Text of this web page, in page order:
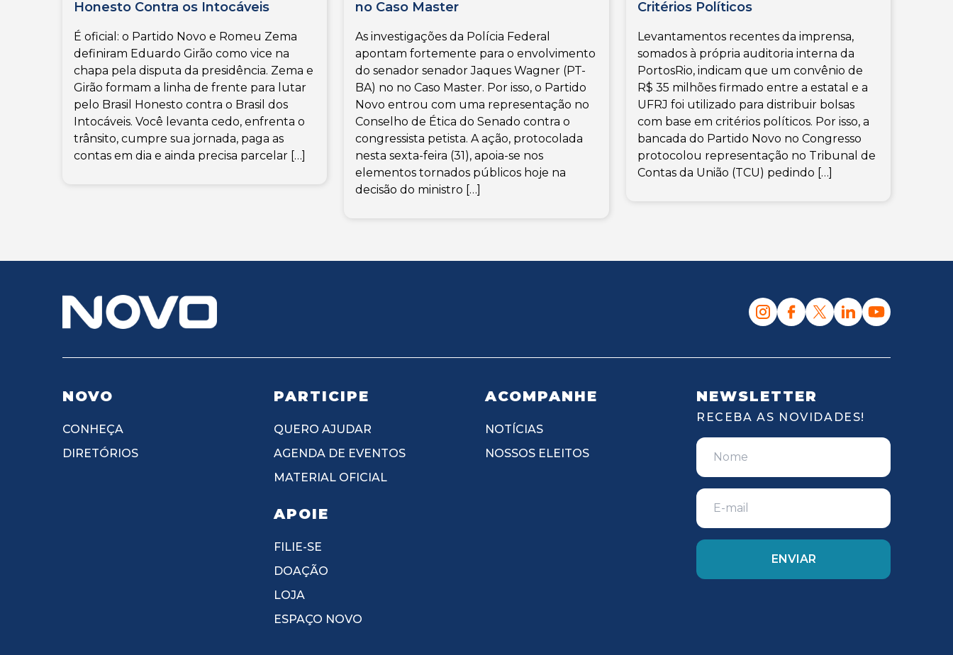
Honesto Contra os Intocáveis
É oficial: o Partido Novo e Romeu Zema
definiram Eduardo Girão como vice na
chapa pela disputa da presidência. Zema e
Girão formam a linha de frente para lutar
pelo Brasil Honesto contra o Brasil dos
Intocáveis. Você levanta cedo, enfrenta o
trânsito, cumpre sua jornada, paga as
contas em dia e ainda precisa parcelar […]
no Caso Master
As investigações da Polícia Federal
apontam fortemente para o envolvimento
do senador senador Jaques Wagner (PT-
BA) no no Caso Master. Por isso, o Partido
Novo entrou com uma representação no
Conselho de Ética do Senado contra o
congressista petista. A ação, protocolada
nesta sexta-feira (31), apoia-se nos
elementos tornados públicos hoje na
decisão do ministro […]
Critérios Políticos
Levantamentos recentes da imprensa,
somados à própria auditoria interna da
PortosRio, indicam que um convênio de
R$ 35 milhões firmado entre a estatal e a
UFRJ foi utilizado para distribuir bolsas
com base em critérios políticos. Por isso, a
bancada do Partido Novo no Congresso
protocolou representação no Tribunal de
Contas da União (TCU) pedindo […]
NOVO
CONHEÇA
DIRETÓRIOS
PARTICIPE
QUERO AJUDAR
AGENDA DE EVENTOS
MATERIAL OFICIAL
APOIE
FILIE-SE
DOAÇÃO
LOJA
ESPAÇO NOVO
ACOMPANHE
NOTÍCIAS
NOSSOS ELEITOS
NEWSLETTER
RECEBA AS NOVIDADES!